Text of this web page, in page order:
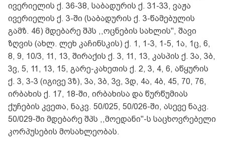
ივერიელის ქ. 36-38, საბადურის ქ. 31-33, ვაჟა
ივერიელის ქ. 3-ში (საბადურის ქ. 3-წამებულის
გამზ. 46) მდებარე შპს ,,ოცნების სახლის", შავი
ზღვის (ახლ. ლეხ კაჩინსკის) ქ. 1, 1-3, 1-5, 1ა, 1ც, 6,
8, 9, 10/3, 11, 13, შირაქის ქ. 3, 11, 13, კასპის ქ. 3ა, 3ბ,
3ვ, 5, 11, 13, 15, გარე-კახეთის ქ. 2, 3, 4, 6, აწყურის
ქ. 3, 3-3 (იგივე 3ზ), 3ა, 3ბ, 3ვ, 3დ, 4ა, 4ბ, 45, 70, 76,
ირბახის ქ. 17, 18-ში, ირბახისა და წურწუმიას
ქუჩების კვეთა, ნაკვ. 50/025, 50/026-ში, ასევე ნაკვ.
50/029-ში მდებარე შპს ,,მოედანი"-ს საცხოვრებელი
კორპუსების მოსახლეობას.